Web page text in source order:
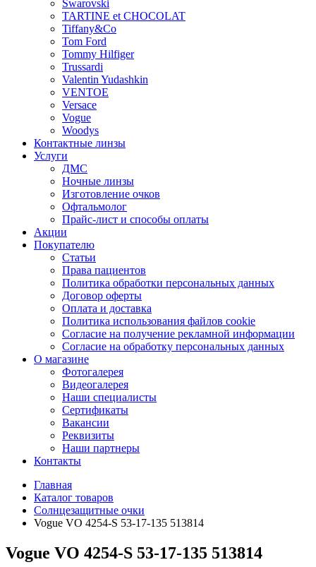
Swarovski
TARTINE et CHOCOLAT
Tiffany&Co
Tom Ford
Tommy Hilfiger
Trussardi
Valentin Yudashkin
VENTOE
Versace
Vogue
Woodys
Контактные линзы
Услуги
ДМС
Ночные линзы
Изготовление очков
Офтальмолог
Прайс-лист и способы оплаты
Акции
Покупателю
Статьи
Права пациентов
Политика обработки персональных данных
Договор оферты
Оплата и доставка
Политика использования файлов cookie
Согласие на получение рекламной информации
Согласие на обработку персональных данных
О магазине
Фотогалерея
Видеогалерея
Наши специалисты
Сертификаты
Вакансии
Реквизиты
Наши партнеры
Контакты
Главная
Каталог товаров
Солнцезащитные очки
Vogue VO 4254-S 53-17-135 513814
Vogue VO 4254-S 53-17-135 513814